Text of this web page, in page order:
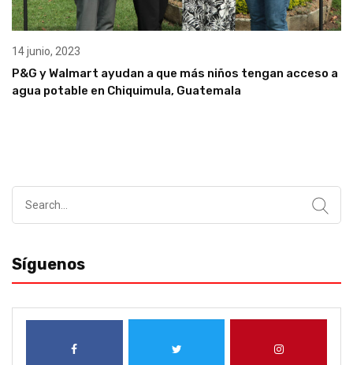
14 junio, 2023
P&G y Walmart ayudan a que más niños tengan acceso a
agua potable en Chiquimula, Guatemala
Síguenos